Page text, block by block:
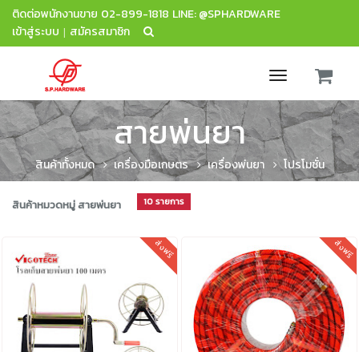
ติดต่อพนักงานขาย 02-899-1818 LINE: @SPHARDWARE
เข้าสู่ระบบ | สมัครสมาชิก
Toggle
navigation
สายพ่นยา
สินค้าทั้งหมด เครื่องมือเกษตร เครื่องพ่นยา โปรโมชั่น
สินค้าหมวดหมู่ สายพ่นยา 10 รายการ
ส่งฟรี ส่งฟรี